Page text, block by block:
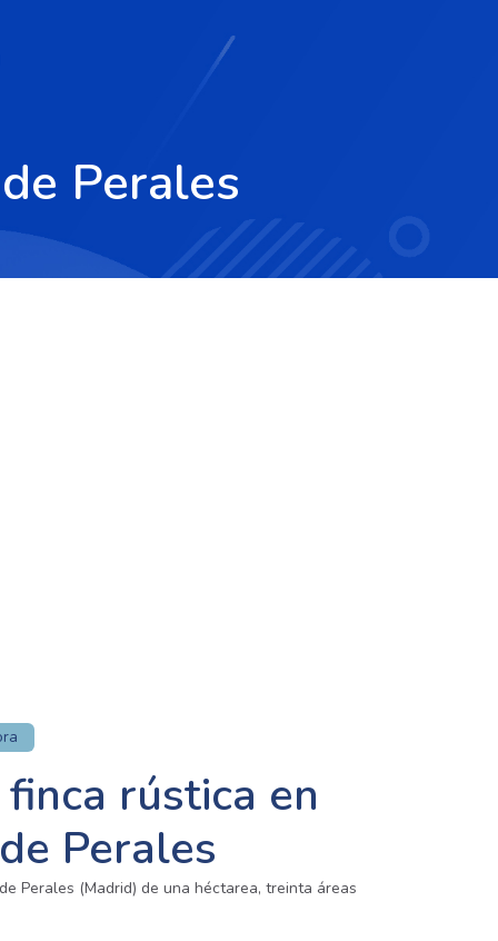
Perales
rústica en
Perales
Perales (Madrid) de una héctarea, treinta áreas